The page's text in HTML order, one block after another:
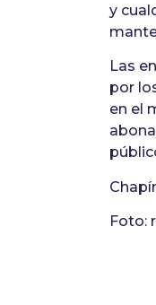
y
Las
por
en el
Foto: